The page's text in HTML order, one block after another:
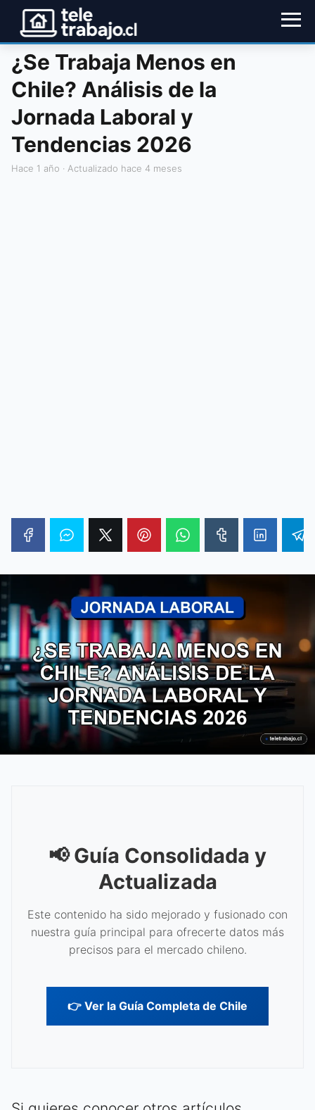
¿Se Trabaja Menos en
Chile? Análisis de la
Jornada Laboral y
Tendencias 2026
hace 1 año · Actualizado hace 4 meses
📢 Guía Consolidada y
Actualizada
Este contenido ha sido mejorado y fusionado con
nuestra guía principal para ofrecerte datos más
precisos para el mercado chileno.
👉 Ver la Guía Completa de Chile